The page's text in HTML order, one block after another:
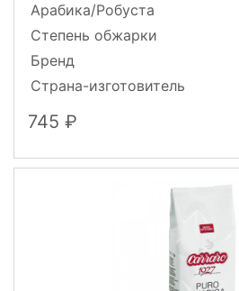
Арабика/Робуста
Степень обжарки
Бренд
Страна-изготовитель
745